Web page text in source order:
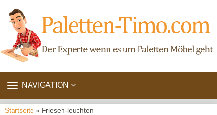
TOGGLE
NAVIGATION
Startseite » Friesen-leuchten